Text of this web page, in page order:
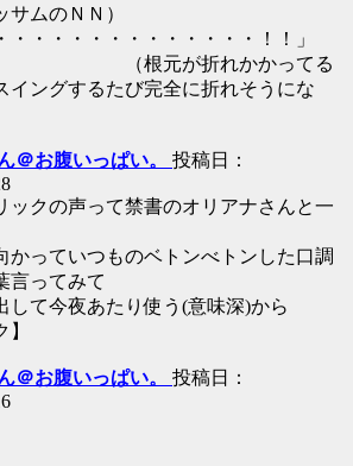
サムのＮＮ）
・・・・・・・・・・・・・！！」
が折れかかってる
イングするたび完全に折れそうにな
＠お腹いっぱい。 投稿日：
ックの声って禁書のオリアナさんと一
かっていつものベトンべトンした口調
言ってみて
して今夜あたり使う(意味深)から
＠お腹いっぱい。 投稿日：